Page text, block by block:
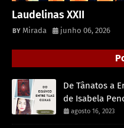
Laudelinas XXII
Mirada junho 06, 2026
De Tânatos a
de Isabela
agosto 16, 2023